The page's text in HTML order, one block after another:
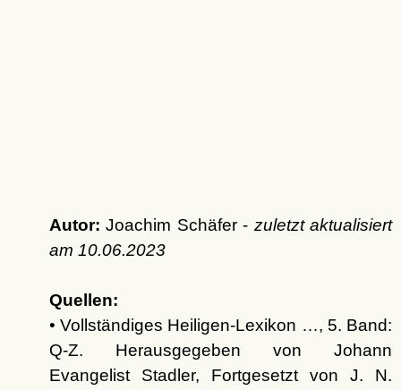
Autor: Joachim Schäfer - zuletzt aktualisiert
am 10.06.2023
Quellen:
• Vollständiges Heiligen-Lexikon …, 5. Band:
Q-Z. Herausgegeben von Johann
Evangelist Stadler, Fortgesetzt von J. N.